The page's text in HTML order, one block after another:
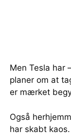
Men Tesla har
planer om at
er mærket
Også
har skabt